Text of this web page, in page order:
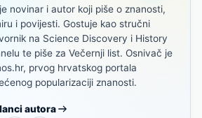
novinar i autor koji piše o znanosti,
i povijesti. Gostuje kao stručni
na Science Discovery i History
te piše za Večernji list. Osnivač je
prvog hrvatskog portala
popularizaciji znanosti.
autora